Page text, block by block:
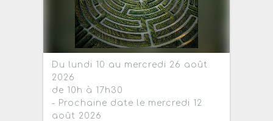
Du lundi 10 au mercredi 26 août
2026
de 10h à 17h30
- Prochaine date le mercredi 12
août 2026